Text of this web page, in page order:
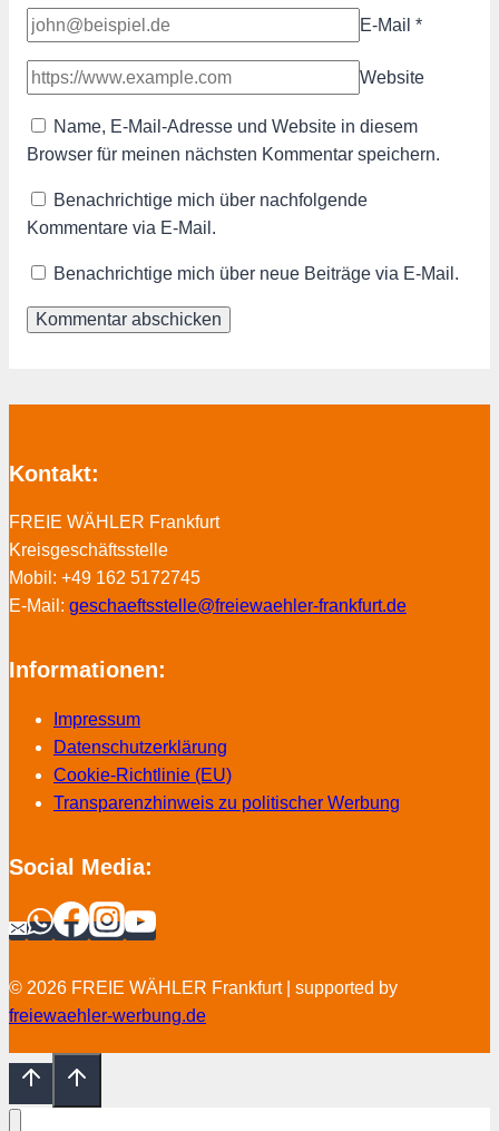
E-Mail *
Website
Name, E-Mail-Adresse und Website in diesem
Browser für meinen nächsten Kommentar speichern.
Benachrichtige mich über nachfolgende
Kommentare via E-Mail.
Benachrichtige mich über neue Beiträge via E-Mail.
Kontakt:
FREIE WÄHLER Frankfurt
Kreisgeschäftsstelle
Mobil: +49 162 5172745
E-Mail: geschaeftsstelle@freiewaehler-frankfurt.de
Informationen:
Impressum
Datenschutzerklärung
Cookie-Richtlinie (EU)
Transparenzhinweis zu politischer Werbung
Social Media:
© 2026 FREIE WÄHLER Frankfurt | supported by
freiewaehler-werbung.de